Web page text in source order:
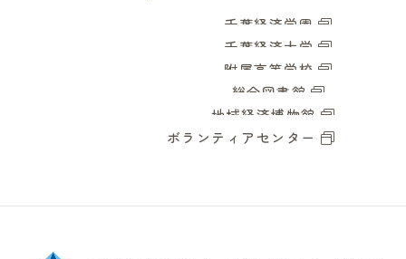
千葉経済学園
千葉経済大学
附属高等学校
総合図書館
地域経済博物館
ボランティアセンター